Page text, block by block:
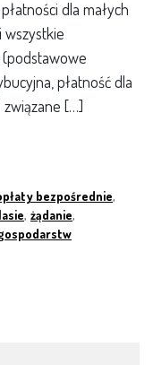
dla małych
wszystkie
płatność dla
związane […]
bezpośrednie,
, żądanie,